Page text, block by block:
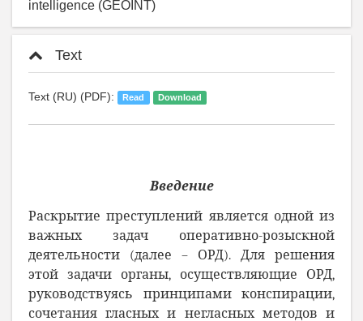
intelligence (GEOINT)
Text
Text (RU) (PDF): Read Download
Введение
Раскрытие преступлений является одной из
важных задач оперативно-розыскной
деятельности (далее – ОРД). Для решения
этой задачи органы, осуществляющие ОРД,
руководствуясь принципами конспирации,
сочетания гласных и негласных методов и